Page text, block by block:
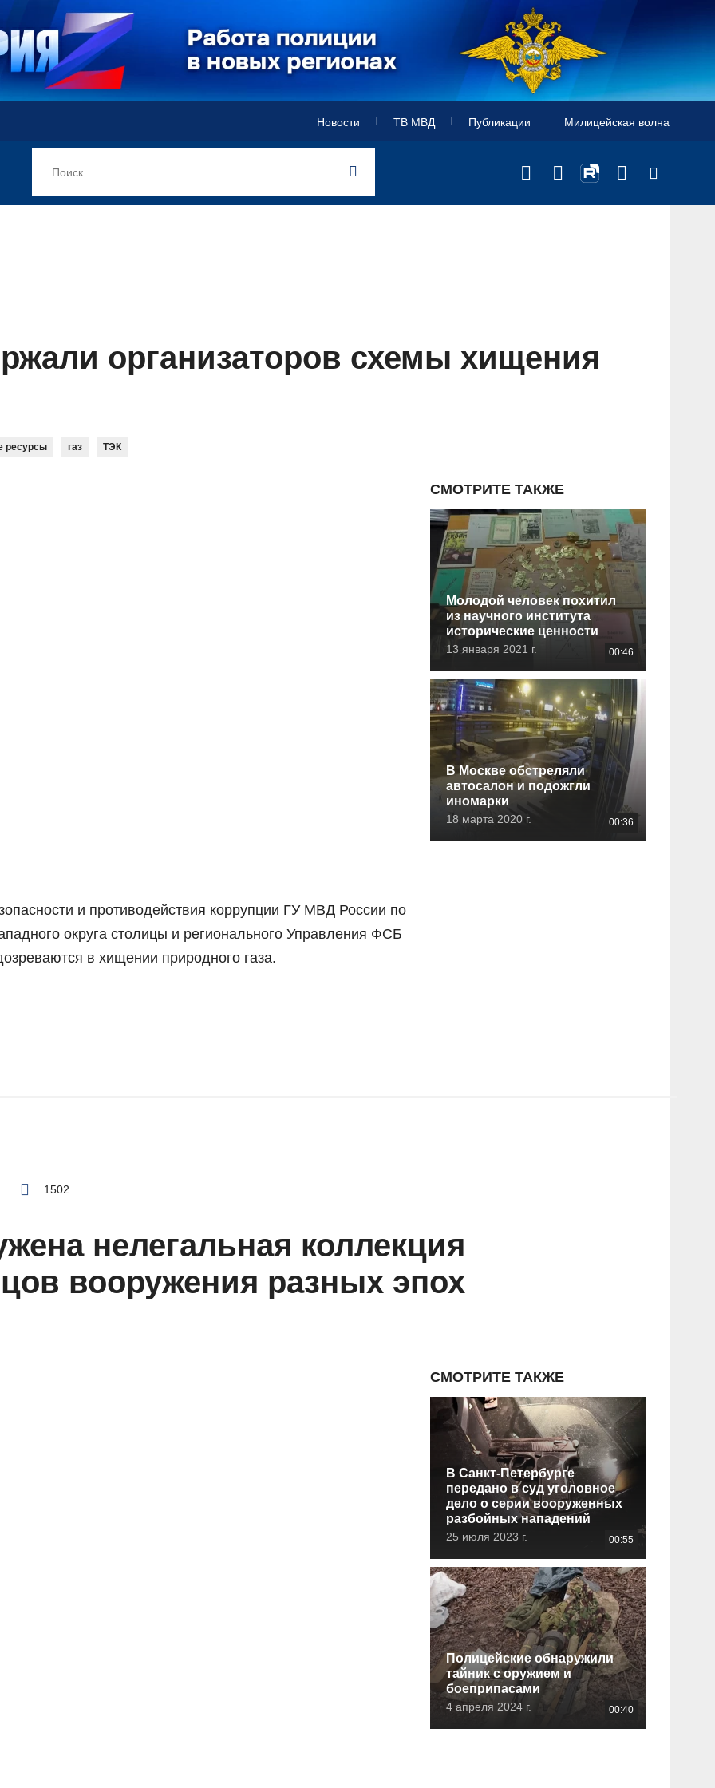
Новости ТВ МВД Публикации Милицейская волна
организаторов схемы хищения
ресурсы газ ТЭК
и противодействия коррупции ГУ МВД России по
округа столицы и регионального Управления ФСБ
в хищении природного газа.
СМОТРИТЕ ТАКЖЕ
Молодой человек похитил
из научного института
исторические ценности
13 января 2021 г. 00:46
В Москве обстреляли
автосалон и подожгли
иномарки
18 марта 2020 г. 00:36
1502
нелегальная коллекция
вооружения разных эпох
СМОТРИТЕ ТАКЖЕ
В Санкт-Петербурге
передано в суд уголовное
дело о серии вооруженных
разбойных нападений
25 июля 2023 г. 00:55
Полицейские обнаружили
тайник с оружием и
боеприпасами
4 апреля 2024 г. 00:40